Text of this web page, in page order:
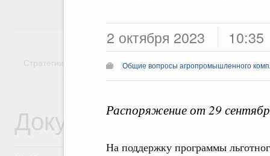
2 октября 2023 10:35
Общие вопросы агропромышленного
Распоряжение от 29
На поддержку программы
Стратегии Государственные программы
Документы